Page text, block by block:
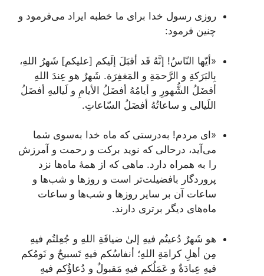
روزی رسول خدا برای ما خطبه ایراد می‌فرمود و
چنین فرمود:
«أیّها النّاسُ! إنَّهُ قَد أقبَلَ إلَیکم [علیکم] شَهرُ اللهِ،
بِالبَرَکةِ و الرَّحمَةِ و المَغفِرَة. شَهرٌ هو عِندَ اللهِ
أفضَلُ الشُّهورِ و أیامُهُ أفضَلُ الأیامِ و لَیالیهِ أفضَلُ
اللَیالی و ساعاتُهُ أفضَلُ السّاعاتِ.
«ای مردم! به‌درستی که ماه خدا به‌سوی شما
می‌آید، درحالی که نوید برکت و رحمت و آمرزش
را به همراه دارد. ماهی که از همۀ ماه‌ها نزد
پروردگار بافضیلت‌تر است و روزها و شب‌ها و
ساعات آن بر سایر روزها و شب‌ها و ساعات
ماه‌های دیگر برتری دارند.
هو شَهرٌ دُعیتُم فیهِ إلیٰ ضیافَةِ اللهِ و جُعِلتُم فیهِ
مِن أهلِ کرامَةِ اللهِ؛ أنفاسُکم فیهِ تَسبیحٌ و نَومُکم
فیهِ عِبادَةٌ و عَمَلُکم فیهِ مَقبولٌ و دُعاؤُکم فیهِ